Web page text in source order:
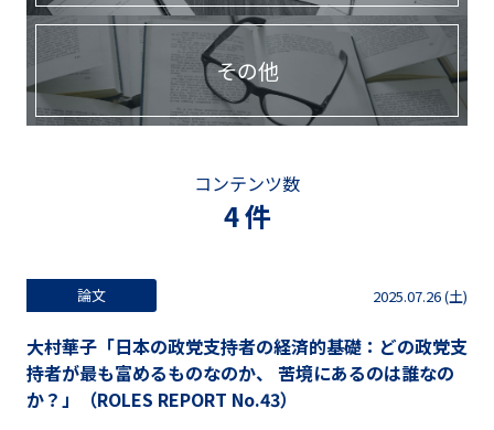
その他
コンテンツ数
4 件
論文 2025.07.26 (土)
大村華子「日本の政党支持者の経済的基礎：どの政党支
持者が最も富めるものなのか、 苦境にあるのは誰なの
か？」（ROLES REPORT No.43）